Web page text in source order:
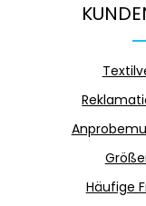
Häufige